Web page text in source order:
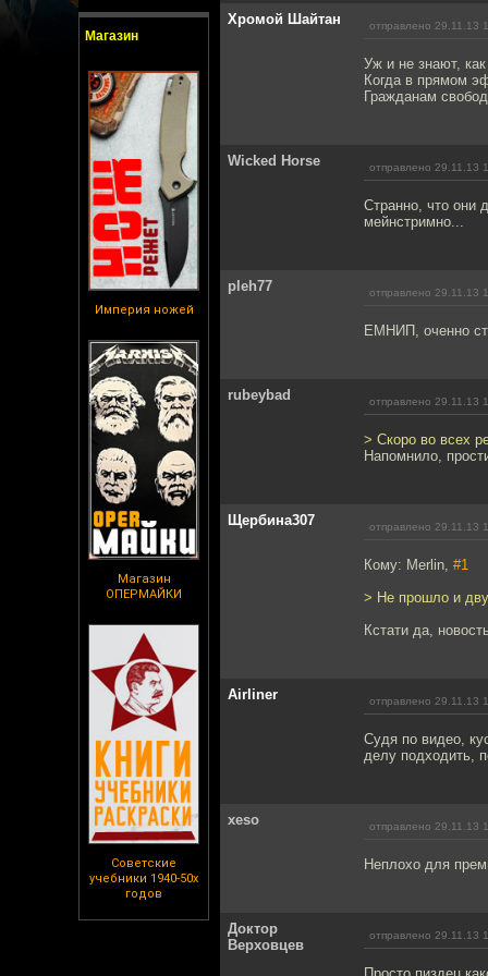
Магазин
Империя ножей
Магазин
ОПЕРМАЙКИ
Советские
учебники 1940-50х
годов
Хромой Шайтан отправлено 29.11.13
Уж и не знают,
Когда в прямом
Гражданам
Wicked Horse отправлено 29.11.13
Странно, что они
мейнстримно...
pleh77 отправлено 29.11.13
ЕМНИП, оченно
rubeybad отправлено 29.11.13
> Скоро во всех
Напомнило,
Щербина307 отправлено 29.11.13
Кому: Merlin, #1
> Не прошло и
Кстати да,
Airliner отправлено 29.11.13
Судя по видео,
делу подходить,
xeso отправлено 29.11.13
Неплохо для
Доктор
Верховцев
отправлено 29.11.13